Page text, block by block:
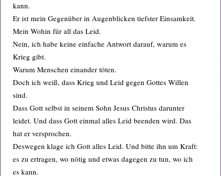
kann.
Er ist mein Gegenüber in Augenblicken tiefster Einsamkeit.
Mein Wohin für all das Leid.
Nein, ich habe keine einfache Antwort darauf, warum es
Krieg gibt.
Warum Menschen einander töten.
Doch ich weiß, dass Krieg und Leid gegen Gottes Willen
sind.
Dass Gott selbst in seinem Sohn Jesus Christus darunter
leidet. Und dass Gott einmal alles Leid beenden wird. Das
hat er versprochen.
Deswegen klage ich Gott alles Leid. Und bitte ihn um Kraft:
es zu ertragen, wo nötig und etwas dagegen zu tun, wo ich
es kann.